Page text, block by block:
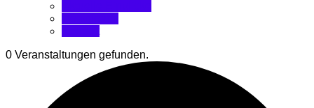
0 Veranstaltungen gefunden.